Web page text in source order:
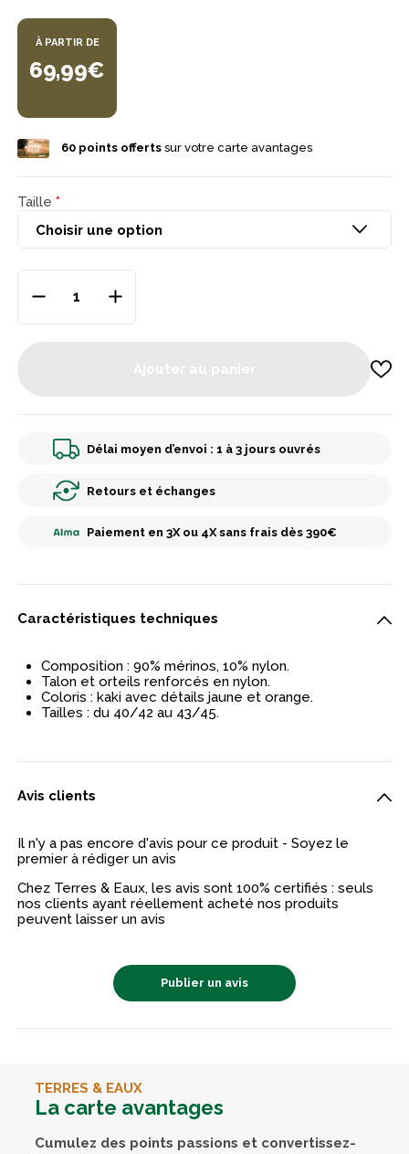
À PARTIR DE
69,99€
60points offertssur votre carte avantages
Taille
Délai moyen d’envoi : 1 à 3 jours ouvrés
Retours et échanges
Paiement en 3X ou 4X sans frais dès 390€
Caractéristiques techniques
Composition : 90% mérinos, 10% nylon.
Talon et orteils renforcés en nylon.
Coloris : kaki avec détails jaune et orange.
Tailles : du 40/42 au 43/45.
Avis clients
Il n'y a pas encore d'avis pour ce produit - Soyez le
premier à rédiger un avis
Chez Terres & Eaux, les avis sont 100% certifiés : seuls
nos clients ayant réellement acheté nos produits
peuvent laisser un avis
Publier un avis
TERRES & EAUX
La carte avantages
Cumulez des points passions et convertissez-